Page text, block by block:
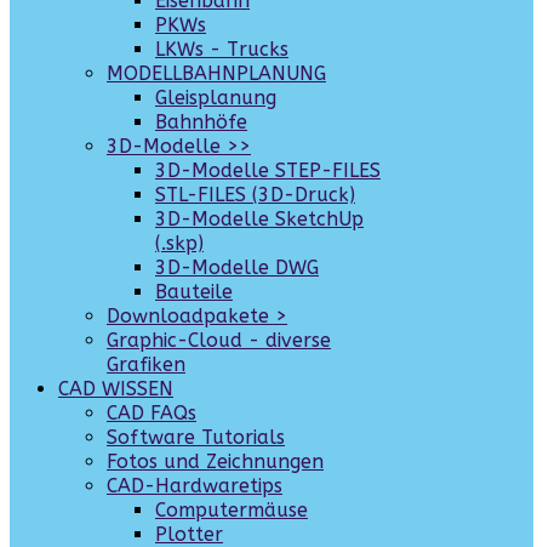
PKWs
LKWs - Trucks
MODELLBAHNPLANUNG
Gleisplanung
Bahnhöfe
3D-Modelle >>
3D-Modelle STEP-FILES
STL-FILES (3D-Druck)
3D-Modelle SketchUp
(.skp)
3D-Modelle DWG
Bauteile
Downloadpakete >
Graphic-Cloud - diverse
Grafiken
CAD WISSEN
CAD FAQs
Software Tutorials
Fotos und Zeichnungen
CAD-Hardwaretips
Computermäuse
Plotter